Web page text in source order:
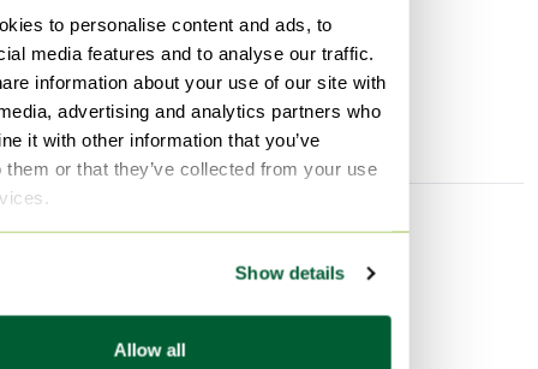
to personalise content and ads, to
media features and to analyse our traffic.
information about your use of our site with
advertising and analytics partners who
it with other information that you’ve
them or that they’ve collected from your use
Show details
Allow all
Altezza: 5,5 centimetri
Lunghezza: 19,5 centimetri
Larghezza: 13 centimetri
Altezza
6 cm
Larghezza
20 cm
Profondità
13 cm
Segni di utilizzo
Ruggine
Scoprire di più